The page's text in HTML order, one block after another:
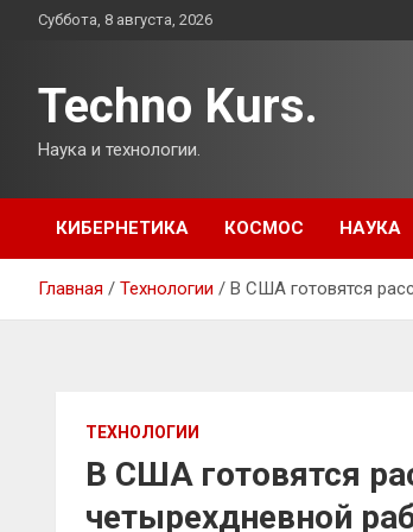
ПерейтиСуббота, 8 августа, 2026
Techno Kurs.
Наука и технологии.
КИБЕРНЕТИКА КОСМОС НАУКА
Главная Технологии В США готовятся
ТЕХНОЛОГИИ
В США готовятся
четырехдневной